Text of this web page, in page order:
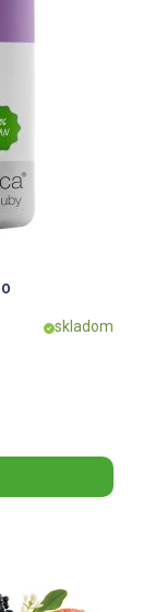
skladom